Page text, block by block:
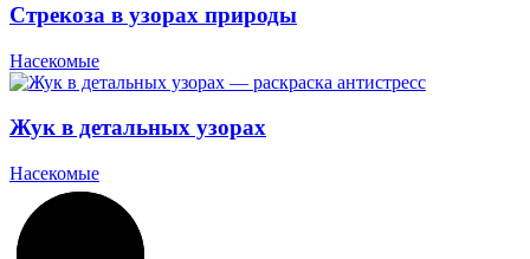
Стрекоза в узорах природы
Насекомые
Жук в детальных узорах
Насекомые